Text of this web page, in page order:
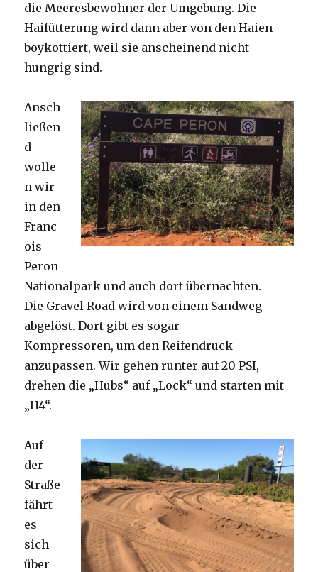
die Meeresbewohner der Umgebung. Die
Haifütterung wird dann aber von den Haien
boykottiert, weil sie anscheinend nicht
hungrig sind.
Ansch
ließen
d
wolle
n wir
in den
Franc
ois
Peron
Nationalpark und auch dort übernachten.
Die Gravel Road wird von einem Sandweg
abgelöst. Dort gibt es sogar
Kompressoren, um den Reifendruck
anzupassen. Wir gehen runter auf 20 PSI,
drehen die „Hubs“ auf „Lock“ und starten mit
„H4“.
Auf
der
Straße
fährt
es
sich
über